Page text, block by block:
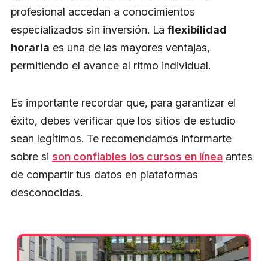
profesional accedan a conocimientos
especializados sin inversión. La flexibilidad
horaria es una de las mayores ventajas,
permitiendo el avance al ritmo individual.
Es importante recordar que, para garantizar el
éxito, debes verificar que los sitios de estudio
sean legítimos. Te recomendamos informarte
sobre si son confiables los cursos en línea antes
de compartir tus datos en plataformas
desconocidas.